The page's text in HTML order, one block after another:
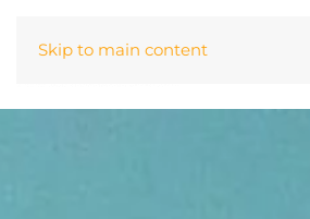
Skip to main content